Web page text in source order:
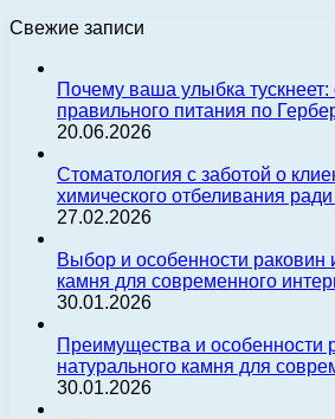
Свежие записи
Почему ваша улыбка тускнеет:
правильного питания по
20.06.2026
Стоматология с заботой о
химического отбеливания
27.02.2026
Выбор и особенности раковин
камня для современного
30.01.2026
Преимущества и особенности
натурального камня для
30.01.2026